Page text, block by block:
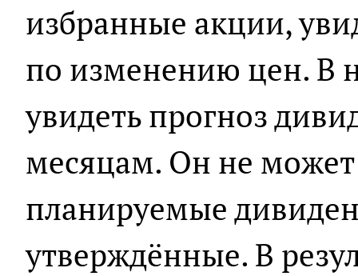
избранные акции,
по изменению цен. В
увидеть прогноз
месяцам. Он не может
планируемые
утверждённые. В